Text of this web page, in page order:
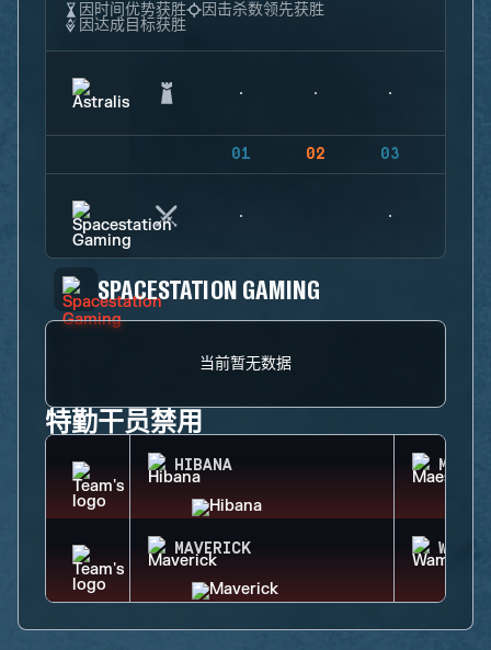
因时间优势获胜
因击杀数领先获胜
因达成目标获胜
01 02 03
SPACESTATION GAMING
当前暂无数据
特勤干员禁用
HIBANA
MAVERICK WAMAI